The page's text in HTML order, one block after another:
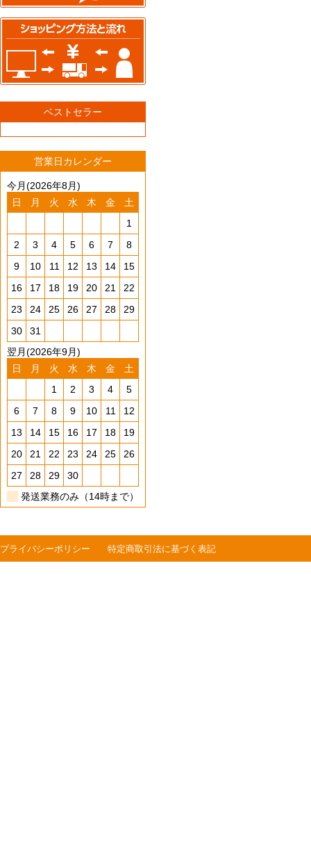
ベストセラー
営業日カレンダー
今月(2026年8月)
日
月 火 水 木 金
土
1
2
3 4 5 6 7
8
9
10 11 12 13 14
15
16
17 18 19 20 21
22
23
24 25 26 27 28
29
30
31
翌月(2026年9月)
日
月 火 水 木 金
土
1
2 3 4
5
6
7 8 9 10 11
12
13
14 15 16 17 18
19
20
21 22 23 24 25
26
27
28 29
30
発送業務のみ（14時まで）
プライバシーポリシー 特定商取引法に基づく表記